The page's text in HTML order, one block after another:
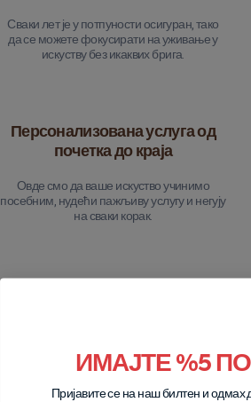
Сваки лет је у потпуности осигуран, тако
да се можете фокусирати на уживање у
искуству без икаквих брига.
Персонализована услуга од
почетка до краја
Овде смо да ваше искуство учинимо
посебним, нудећи пажљиву услугу и негују
на сваки корак.
ИМАЈТЕ %5
Пријавите се на наш билтен и одмах